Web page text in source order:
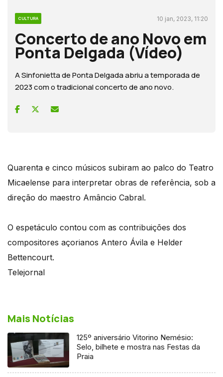
CULTURA 10 jan, 2023, 11:20
Concerto de ano Novo em
Ponta Delgada (Vídeo)
A Sinfonietta de Ponta Delgada abriu a temporada de
2023 com o tradicional concerto de ano novo.
Quarenta e cinco músicos subiram ao palco do Teatro
Micaelense para interpretar obras de referência, sob a
direção do maestro Amâncio Cabral.
O espetáculo contou com as contribuições dos
compositores açorianos Antero Ávila e Helder
Bettencourt.
Telejornal
Mais Notícias
125º aniversário Vitorino Nemésio:
Selo, bilhete e mostra nas Festas da
Praia